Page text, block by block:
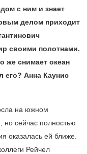
с ним и знает
делом приходит
своими полотнами.
же снимает океан
его? Анна Каунис
на южном
но сейчас полностью
оказалась ей ближе.
Рейчел